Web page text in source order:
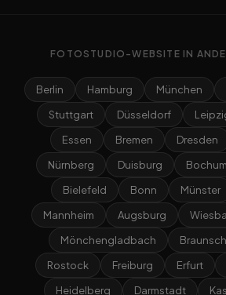
FOTOSTUDIO-WEBSITE IN
Berlin Hamburg München
Stuttgart
Düsseldorf
Essen
Bremen Dresden
Nürnberg
Duisburg Bochum
Bielefeld
Bonn Münster
Mannheim
Augsburg
Mönchengladbach
Rostock
Freiburg Erfurt
Heidelberg
Darmstadt